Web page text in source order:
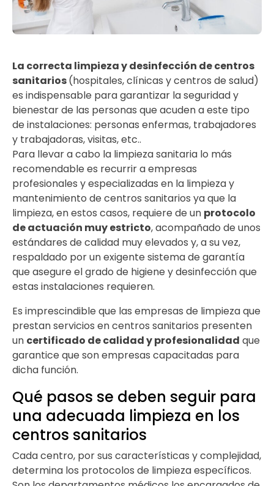
La correcta limpieza y desinfección de centros
sanitarios(hospitales, clínicas y centros de salud)
es indispensable para garantizar la seguridad y
bienestar de las personas que acuden a este tipo
de instalaciones: personas enfermas, trabajadores
y trabajadoras, visitas, etc..
Para llevar a cabo la limpieza sanitaria lo más
recomendable es recurrir a empresas
profesionales y especializadas en la limpieza y
mantenimiento de centros sanitarios ya que la
limpieza, en estos casos, requiere de un protocolo
de actuación muy estricto, acompañado de unos
estándares de calidad muy elevados y, a su vez,
respaldado por un exigente sistema de garantía
que asegure el grado de higiene y desinfección que
estas instalaciones requieren.
Es imprescindible que las empresas de limpieza que
prestan servicios en centros sanitarios presenten
un certificado de calidad y profesionalidad que
garantice que son empresas capacitadas para
dicha función.
Qué pasos se deben seguir para
una adecuada limpieza en los
centros sanitarios
Cada centro, por sus características y complejidad,
determina los protocolos de limpieza específicos.